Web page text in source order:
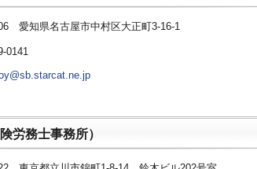
愛知県名古屋市中村区大正町3-16-1
0141
務士事務所）